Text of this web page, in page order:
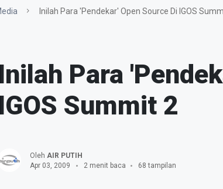
Inilah Para 'Pendekar' Open Source Di IGOS
Inilah Para
IGOS Summit 2
Oleh AIR PUTIH
Apr 03, 2009
2 menit baca 68 tampilan